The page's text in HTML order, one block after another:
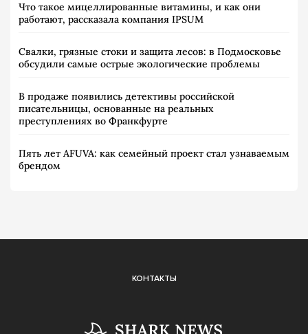
Что такое мицеллированные витамины, и как они
работают, рассказала компания IPSUM
Свалки, грязные стоки и защита лесов: в Подмосковье
обсудили самые острые экологические проблемы
В продаже появились детективы российской
писательницы, основанные на реальных
преступлениях во Франкфурте
Пять лет AFUVA: как семейный проект стал узнаваемым
брендом
КОНТАКТЫ